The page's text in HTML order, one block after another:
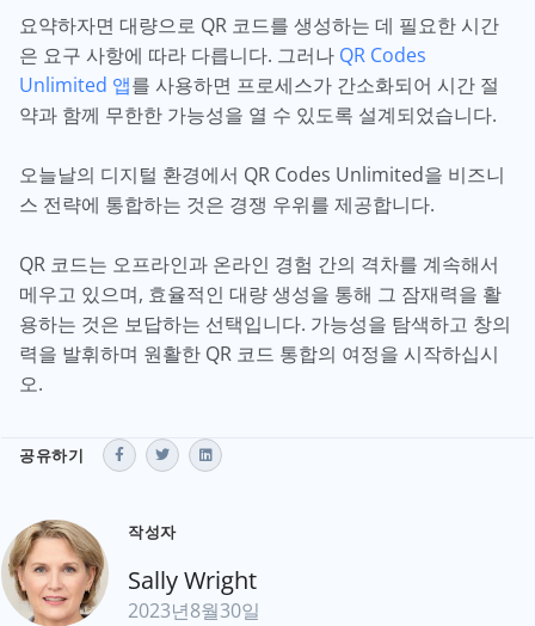
요약하자면 대량으로 QR 코드를 생성하는 데 필요한 시간
은 요구 사항에 따라 다릅니다. 그러나 QR Codes
Unlimited 앱를 사용하면 프로세스가 간소화되어 시간 절
약과 함께 무한한 가능성을 열 수 있도록 설계되었습니다.
오늘날의 디지털 환경에서 QR Codes Unlimited을 비즈니
스 전략에 통합하는 것은 경쟁 우위를 제공합니다.
QR 코드는 오프라인과 온라인 경험 간의 격차를 계속해서
메우고 있으며, 효율적인 대량 생성을 통해 그 잠재력을 활
용하는 것은 보답하는 선택입니다. 가능성을 탐색하고 창의
력을 발휘하며 원활한 QR 코드 통합의 여정을 시작하십시
오.
공유하기
작성자
Sally Wright
2023년8월30일